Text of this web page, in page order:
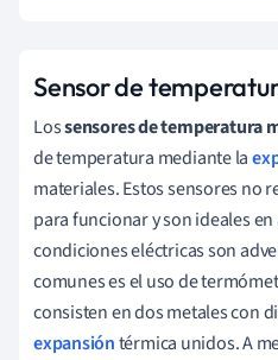
Sensor de
Lossensores de temperatura
de temperatura mediante la
materiales. Estos sensores no
para funcionar y son ideales
condiciones eléctricas son
comunes es el uso de
consisten en dos metales con
expansióntérmica unidos. A